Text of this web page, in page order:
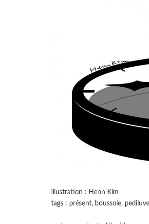
illustration : Henn Kim
tags : présent, boussole,